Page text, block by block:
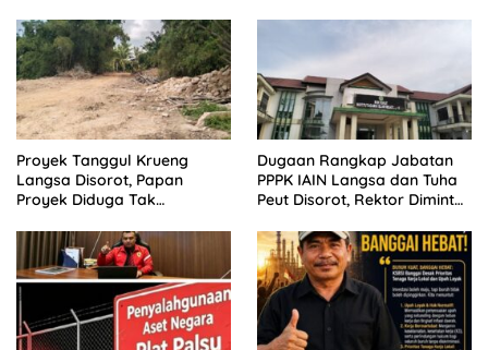
Proyek Tanggul Krueng
Langsa Disorot, Papan
Proyek Diduga Tak
Proyek
Dugaan Rangkap Jabatan
PPPK IAIN Langsa dan Tuha
Peut Disorot, Rektor Diminta